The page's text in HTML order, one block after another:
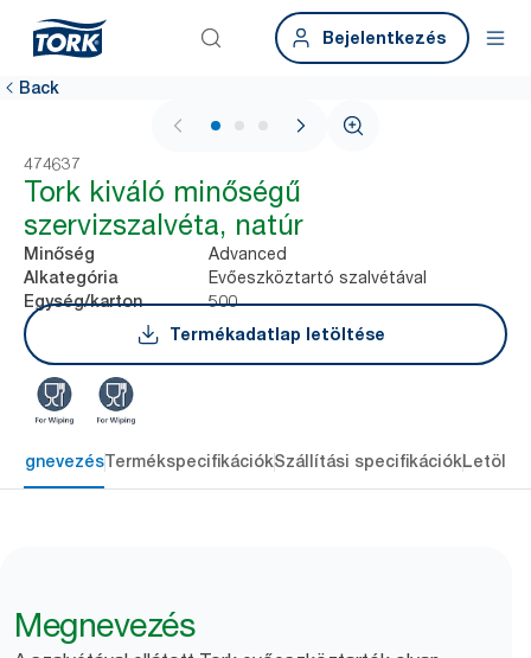
Bejelentkezés
Back
1 / 3
474637
Tork kiváló minőségű
szervizszalvéta, natúr
Minőség Advanced
Alkategória Evőeszköztartó szalvétával
Egység/karton
500
Termékadatlap letöltése
TermékspecifikációkSzállítási specifikációk
Megnevezés